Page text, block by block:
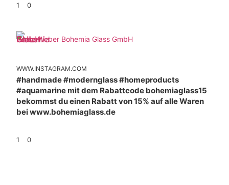
1 0
Weber Bohemia Glass GmbH
WWW.INSTAGRAM.COM
#handmade #modernglass #homeproducts
#aquamarine mit dem Rabattcode bohemiaglass15
bekommst du einen Rabatt von 15% auf alle Waren
bei www.bohemiaglass.de
1 0